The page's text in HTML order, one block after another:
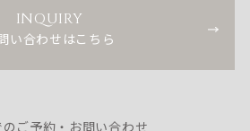
INQUIRY
い合わせはこちら
のご予約・お問い合わせ